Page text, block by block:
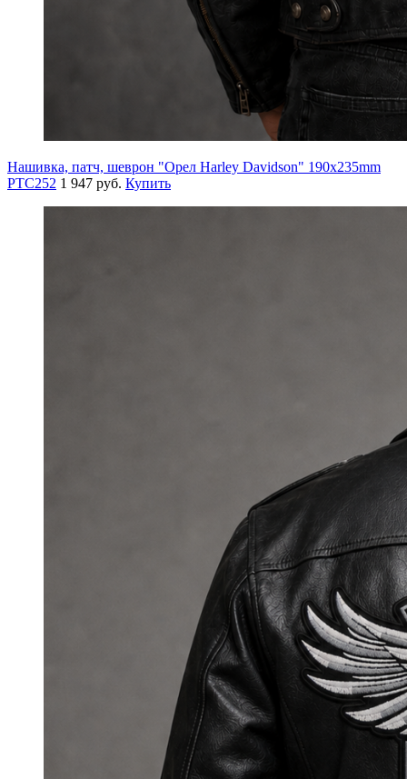
Нашивка, патч, шеврон "Орел Harley Davidson" 190x235mm
PTC252 1 947 руб. Купить